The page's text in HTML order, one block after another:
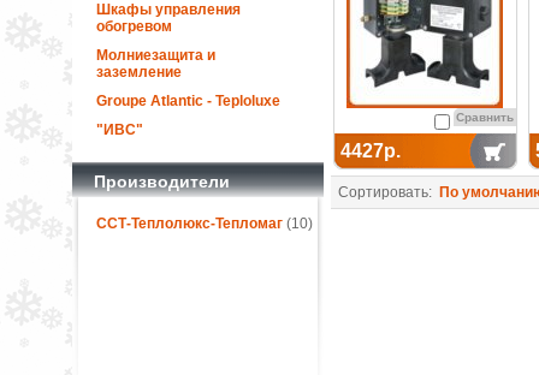
Шкафы управления
обогревом
Молниезащита и
заземление
Groupe Atlantic - Teploluxe
"ИВС"
Производители
ССТ-Теплолюкс-Тепломаг(10)
Сравнить
4427р.
Сортировать: По